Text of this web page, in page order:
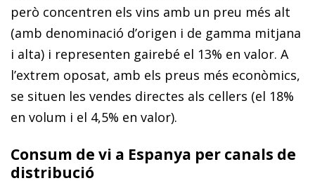
però concentren els vins amb un preu més alt
(amb denominació d’origen i de gamma mitjana
i alta) i representen gairebé el 13% en valor. A
l’extrem oposat, amb els preus més econòmics,
se situen les vendes directes als cellers (el 18%
en volum i el 4,5% en valor).
Consum de vi a Espanya per canals de
distribució